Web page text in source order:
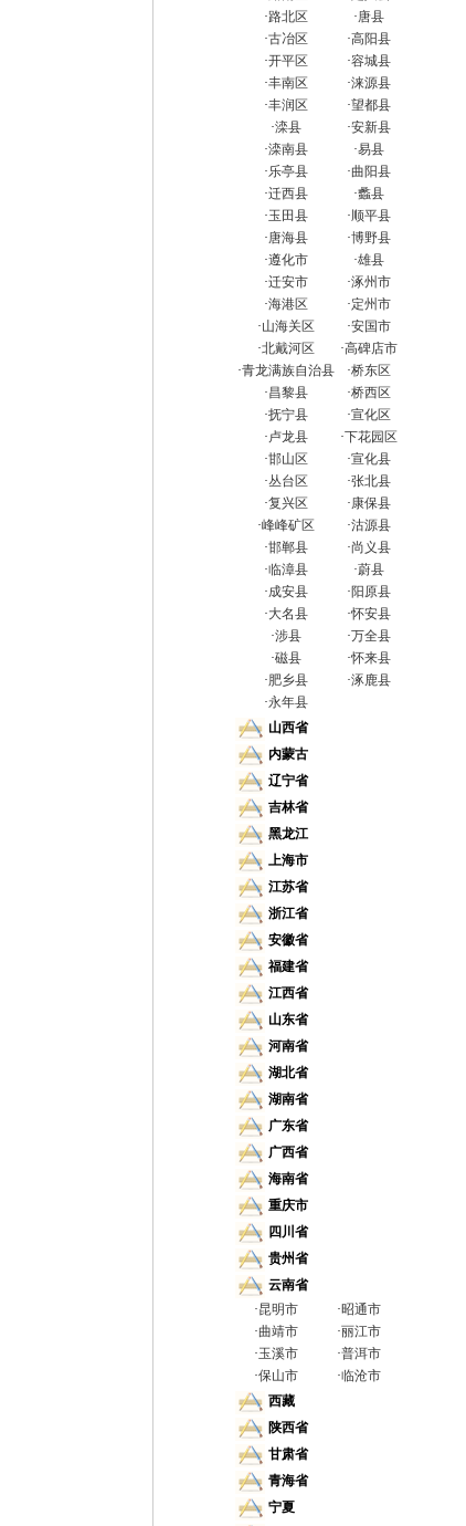
·路北区 ·唐县
·古冶区 ·高阳县
·开平区 ·容城县
·丰南区 ·涞源县
·丰润区 ·望都县
·滦县 ·安新县
·滦南县 ·易县
·乐亭县 ·曲阳县
·迁西县 ·蠡县
·玉田县 ·顺平县
·唐海县 ·博野县
·遵化市 ·雄县
·迁安市 ·涿州市
·海港区 ·定州市
·山海关区 ·安国市
·北戴河区 ·高碑店市
·青龙满族自治县 ·桥东区
·昌黎县 ·桥西区
·抚宁县 ·宣化区
·卢龙县 ·下花园区
·邯山区 ·宣化县
·丛台区 ·张北县
·复兴区 ·康保县
·峰峰矿区 ·沽源县
·邯郸县 ·尚义县
·临漳县 ·蔚县
·成安县 · 阳原县
·大名县 ·怀安县
·涉县 ·万全县
·磁县 ·怀来县
·肥乡县 ·涿鹿县
·永年县
山西省
内蒙古
辽宁省
吉林省
黑龙江
上海市
江苏省
浙江省
安徽省
福建省
江西省
山东省
河南省
湖北省
湖南省
广东省
广西省
海南省
重庆市
四川省
贵州省
云南省
·昆明市 ·昭通市
·曲靖市 ·丽江市
·玉溪市 ·普洱市
·保山市 ·临沧市
西藏
陕西省
甘肃省
青海省
宁夏